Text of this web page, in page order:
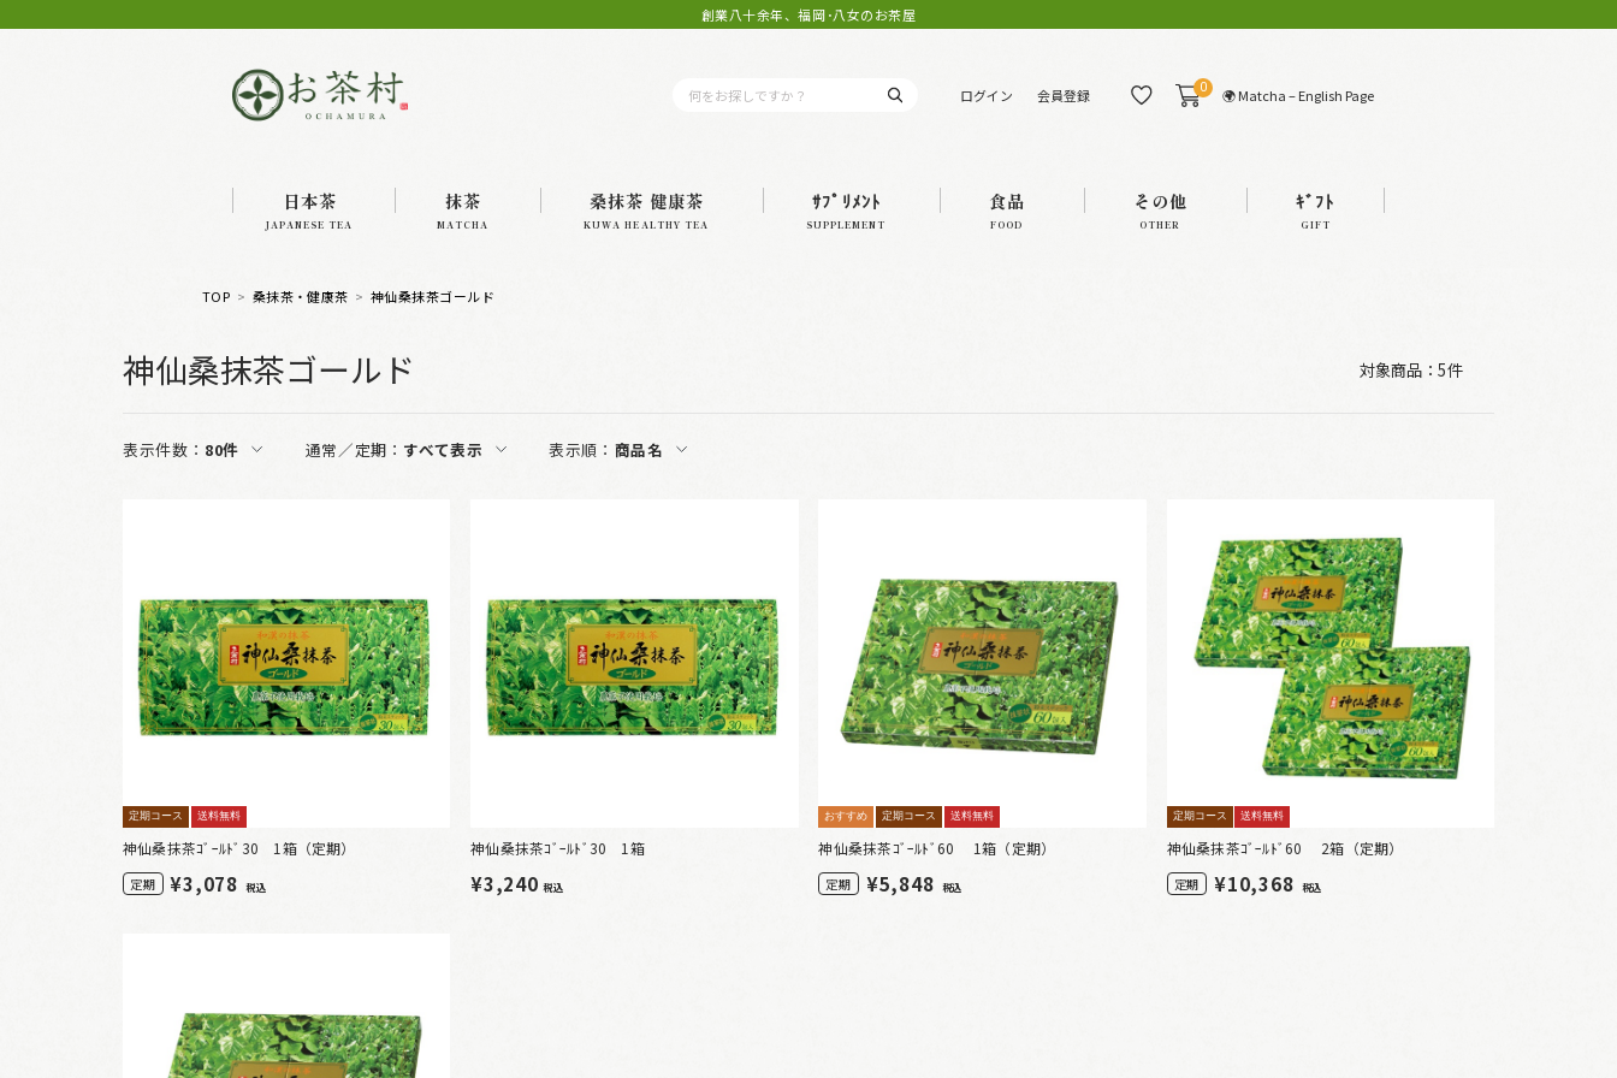
創業八十余年、福岡･八女のお茶屋
ログイン 会員登録 0 🌍 Matcha – English Page
日本茶
JAPANESE TEA
抹茶
MATCHA
桑抹茶 健康茶
KUWA HEALTHY TEA
ｻﾌﾟﾘﾒﾝﾄ
SUPPLEMENT
食品
FOOD
その他
OTHER
ｷﾞﾌﾄ
GIFT
TOP 桑抹茶・健康茶 神仙桑抹茶ゴールド
神仙桑抹茶ゴールド 対象商品：5件
表示件数： 80件 通常／定期： すべて表示 表示順： 商品名
定期コース 送料無料
神仙桑抹茶ｺﾞｰﾙﾄﾞ30 1箱（定期）
定期 ¥3,078 税込
神仙桑抹茶ｺﾞｰﾙﾄﾞ30 1箱
¥3,240税込
おすすめ 定期コース 送料無料
神仙桑抹茶ｺﾞｰﾙﾄﾞ60 1箱（定期）
定期 ¥5,848 税込
定期コース 送料無料
神仙桑抹茶ｺﾞｰﾙﾄﾞ60 2箱（定期）
定期 ¥10,368 税込